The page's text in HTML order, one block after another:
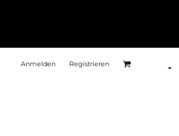
Anmelden Registrieren